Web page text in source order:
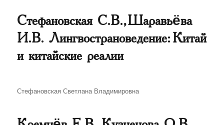
Стефановская С.В., Шаравьёва
И.В. Лингвострановедение: Китай
и китайские реалии
Автор
Стефановская Светлана Владимировна